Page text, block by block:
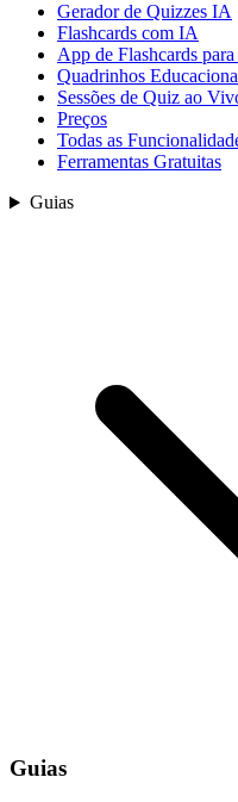
Gerador de Quizzes IA
Flashcards com IA
App de Flashcards
Quadrinhos
Sessões de Quiz ao
Preços
Todas as
Ferramentas Gratuitas
Guias
Guias